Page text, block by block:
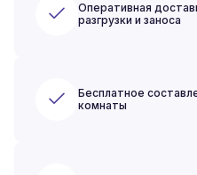
Оперативная
разгрузки и заноса
Бесплатное
комнаты